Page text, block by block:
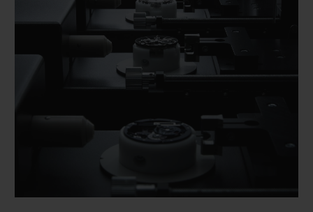
maturidade,